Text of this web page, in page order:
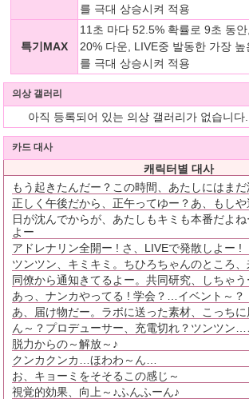
를 극대 상승시켜 적용
특기MAX
11초 마다 52.5% 확률로 9초 동
20% 다운, LIVE중 발동한 가장
를 극대 상승시켜 적용
의상 갤러리
아직 등록되어 있는 의상 갤러리가 없습니다.
카드 대사
캐릭터별 대사
もう起きたんだー？この時間、あたしにはまだ
正しく午後だから、正午ってゆー？あ、もしや
日が沈んでからが、あたしもキミも本番だよ
よー
アドレナリン全開ー ! さ、LIVEで発散しよー !
ツンツン、キミキミ。ちひろちゃんのところ、
同僚から通知きてるよー。共同研究、しちゃう
あっ、ナンカやってる ! 学会？…イベント～？
あ、届け物だー。ラボに送った素材、こっちに
ん～？プロデューサー、充電切れ？ツンツン…
脱力からの～解放～♪
クンカクンカ…ほわわ～ん…
お、キョーミをそそるこの感じ～
視覚的効果、向上～♪ふんふーん♪